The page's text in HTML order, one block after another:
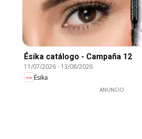
Ésika catálogo - Campaña 12
11/07/2026- 13/08/2026
Ésika
ANUNCIO